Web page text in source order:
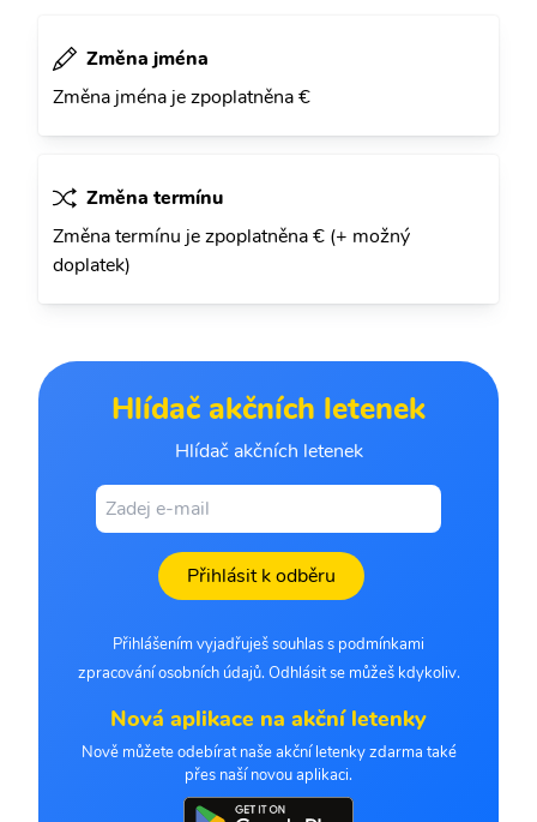
Změna jména
Změna jména je zpoplatněna €
Změna termínu
Změna termínu je zpoplatněna € (+ možný
doplatek)
Hlídač akčních letenek
Hlídač akčních letenek
Přihlásit k odběru
Přihlášením vyjadřuješ souhlas s podmínkami
zpracování osobních údajů. Odhlásit se můžeš kdykoliv.
Nová aplikace na akční letenky
Nově můžete odebírat naše akční letenky zdarma také
přes naší novou aplikaci.